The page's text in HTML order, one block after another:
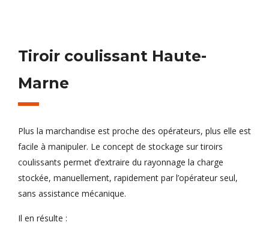
Tiroir coulissant Haute-
Marne
Plus la marchandise est proche des opérateurs, plus elle est
facile à manipuler. Le concept de stockage sur tiroirs
coulissants permet d’extraire du rayonnage la charge
stockée, manuellement, rapidement par l’opérateur seul,
sans assistance mécanique.
Il en résulte :